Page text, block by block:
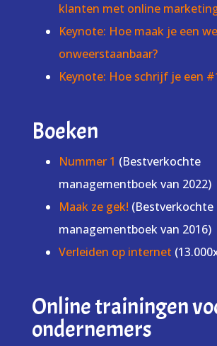
klanten met online
Keynote: Hoe maak je een
onweerstaanbaar?
Keynote: Hoe schrijf je een
Boeken
Nummer 1 (Bestverkochte
managementboek van 2022)
Maak ze gek! (Bestverkochte
managementboek van 2016)
Verleiden op internet
Online trainingen
ondernemers